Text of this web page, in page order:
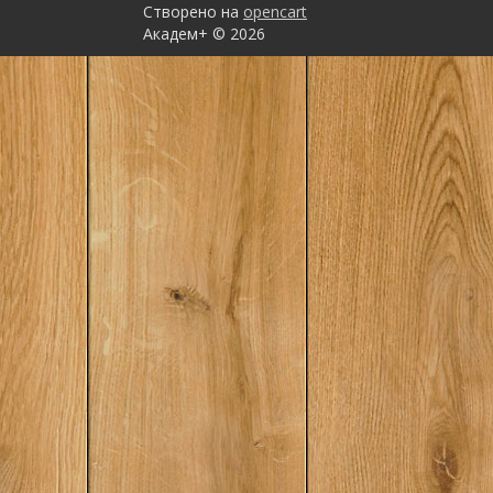
основных понятий,
конкретно-
глав. Всем главам
ценностно
стилистика
учебному тексту
целостность и
I ЕВРОПА И
трети XIX
в последней трети
ГЕРМАНСКАЯ
гг.Глава 3 АНГЛИЯ
гг.Глава 4
АМЕРИКИ в
в.Глава 5 АВСТРО-
МОНАРХИЯ B
ИТАЛИЯ в
ИСПАНИЯ в
МЕЖДУНАРОДНЫЕ
1871—1898 гг.Глава
МЕЖДУНАРОДЦОЕ
последней трети
ЕВРОПА ИАМЕРИКА
вВведениеГлава 10
начала XX в. в
Европы и
МОНОПОЛИЙ B
ЖИЗНИ начала XX
ТЕНДЕНЦИИ B
Створено на opencart
Академ+ © 2026